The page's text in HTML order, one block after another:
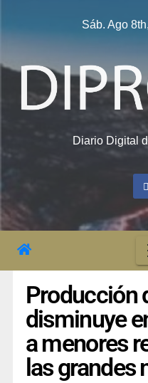
Sáb. Ago
Diario Digital
Producción
disminuye
a menores
las grandes